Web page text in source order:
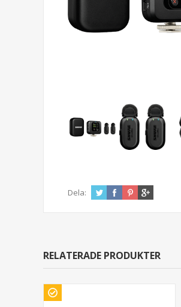
Dela:
RELATERADE PRODUKTER